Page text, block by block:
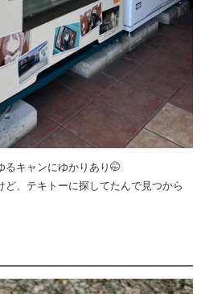
るキャンにゆかりあり🤭
、テキトーに探してたんで見つから